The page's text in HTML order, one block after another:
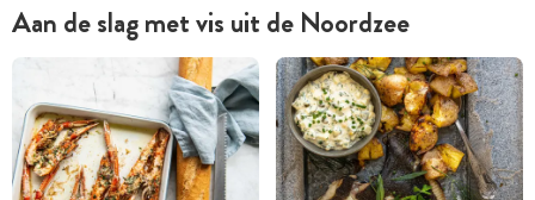
Aan de slag met vis uit de Noordzee